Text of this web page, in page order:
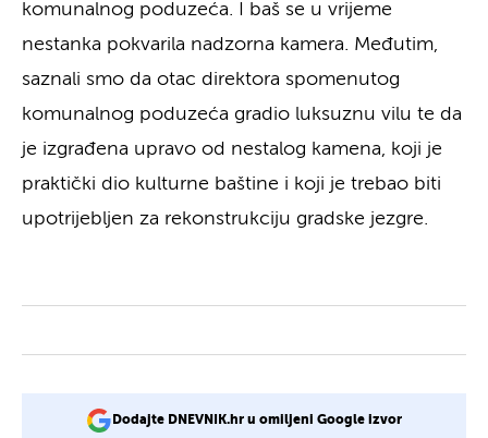
komunalnog poduzeća. I baš se u vrijeme
nestanka pokvarila nadzorna kamera. Međutim,
saznali smo da otac direktora spomenutog
komunalnog poduzeća gradio luksuznu vilu te da
je izgrađena upravo od nestalog kamena, koji je
praktički dio kulturne baštine i koji je trebao biti
upotrijebljen za rekonstrukciju gradske jezgre.
Dodajte DNEVNIK.hr u omiljeni Google izvor